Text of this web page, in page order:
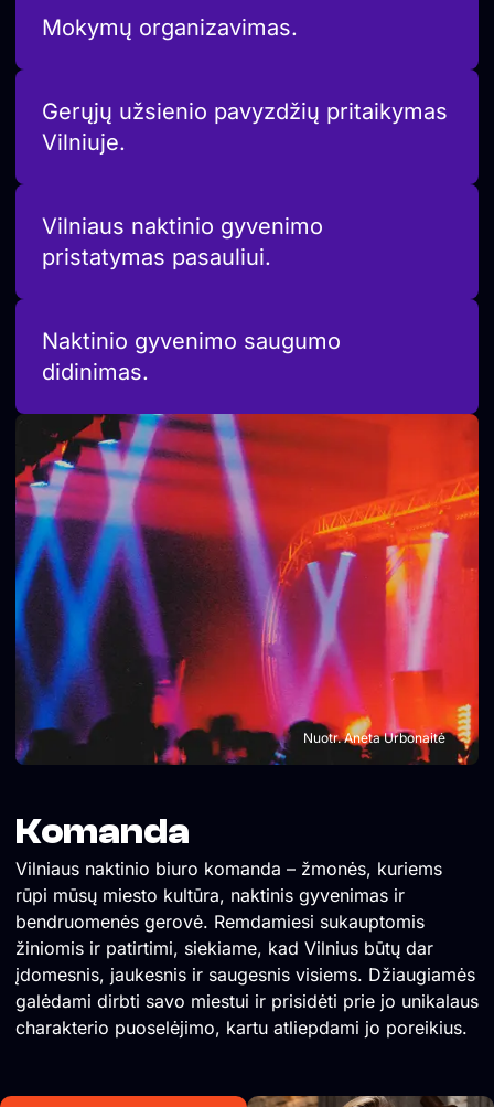
Mokymų organizavimas.
Gerųjų užsienio pavyzdžių pritaikymas
Vilniuje.
Vilniaus naktinio gyvenimo
pristatymas pasauliui.
Naktinio gyvenimo saugumo
didinimas.
Nuotr. Aneta Urbonaitė
Komanda
Vilniaus naktinio biuro komanda – žmonės, kuriems
rūpi mūsų miesto kultūra, naktinis gyvenimas ir
bendruomenės gerovė. Remdamiesi sukauptomis
žiniomis ir patirtimi, siekiame, kad Vilnius būtų dar
įdomesnis, jaukesnis ir saugesnis visiems. Džiaugiamės
galėdami dirbti savo miestui ir prisidėti prie jo unikalaus
charakterio puoselėjimo, kartu atliepdami jo poreikius.